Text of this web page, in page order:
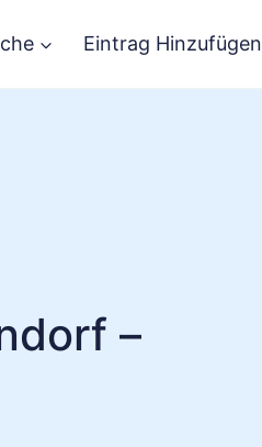
Eintrag Hinzufügen
–